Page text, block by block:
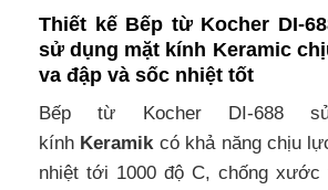
Thiết kế Bếp từ Kocher DI-
sử dụng mặt kính Keramic
va đập và sốc nhiệt tốt
Bếp từ Kocher DI-688
kính Keramik có khả năng chịu
nhiệt tới 1000 độ C, chống xước